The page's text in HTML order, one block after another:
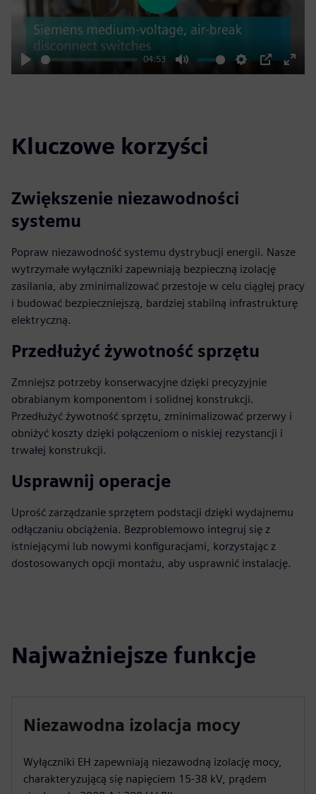
Play
04:53
Mute Settings
PIP
Enter
Kluczowe korzyści
Zwiększenie niezawodności
systemu
Popraw niezawodność systemu dystrybucji energii. Nasze
wytrzymałe wyłączniki zapewniają bezpieczną izolację
zasilania, aby zminimalizować przestoje w celu ciągłej pracy
i budować bezpieczniejszą, bardziej stabilną infrastrukturę
elektryczną.
Przedłużyć żywotność sprzętu
Zmniejsz potrzeby konserwacyjne dzięki precyzyjnie
obrabianym komponentom i solidnej konstrukcji.
Przedłużyć żywotność sprzętu, zminimalizować przerwy i
obniżyć koszty dzięki połączeniom o niskiej rezystancji i
trwałej konstrukcji.
Usprawnij operacje
Uprość zarządzanie sprzętem podstacji dzięki wydajnemu
odłączaniu obciążenia. Bezproblemowo integruj się z
istniejącymi lub nowymi konfiguracjami, korzystając z
dostosowanych opcji montażu, aby usprawnić instalację.
Najważniejsze funkcje
Niezawodna izolacja mocy
Wyłączniki EH zapewniają niezawodną izolację mocy,
charakteryzującą się napięciem 15-38 kV, prądem